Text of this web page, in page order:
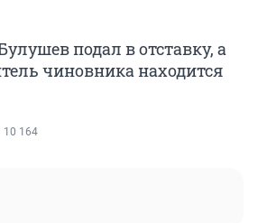
подал в отставку, а
чиновника находится
10 164